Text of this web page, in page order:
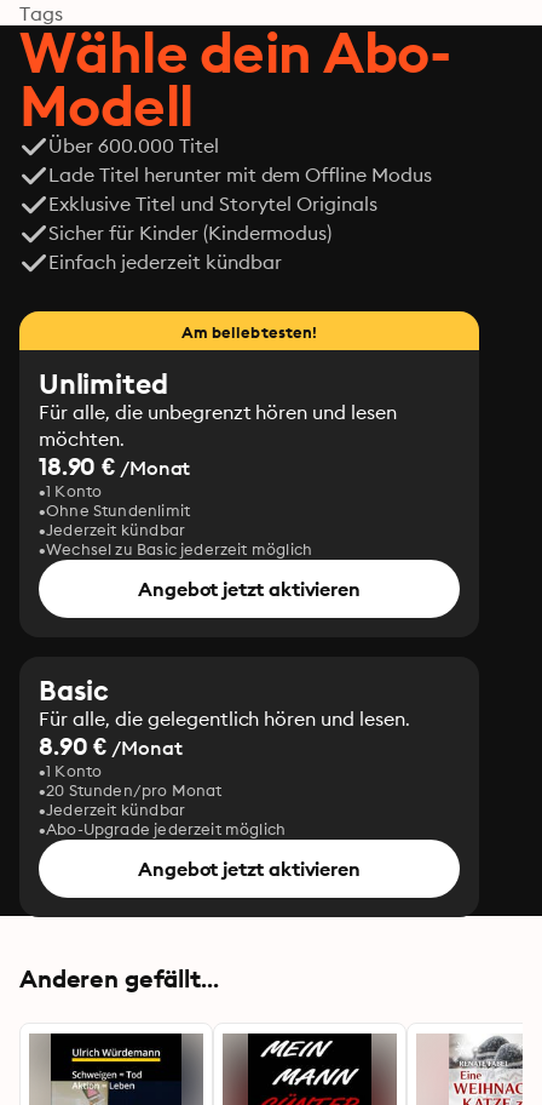
Entscheidungen trifft. Entscheidungen widerfahren
einem.
Tags
Wähle dein Abo-
Modell
Über 600.000 Titel
Lade Titel herunter mit dem Offline Modus
Exklusive Titel und Storytel Originals
Sicher für Kinder (Kindermodus)
Einfach jederzeit kündbar
Am beliebtesten!
Unlimited
Für alle, die unbegrenzt hören und lesen
möchten.
18.90 € /Monat
1 Konto
Ohne Stundenlimit
Jederzeit kündbar
Wechsel zu Basic jederzeit möglich
Angebot jetzt aktivieren
Basic
Für alle, die gelegentlich hören und lesen.
8.90 € /Monat
1 Konto
20 Stunden/pro Monat
Jederzeit kündbar
Abo-Upgrade jederzeit möglich
Angebot jetzt aktivieren
Anderen gefällt...